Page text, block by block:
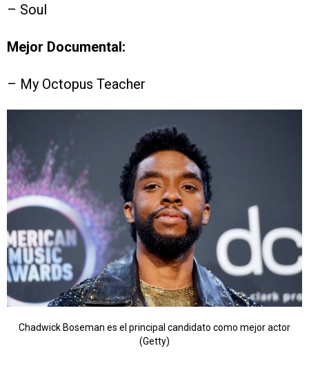
– Soul
Mejor Documental:
– My Octopus Teacher
Chadwick Boseman es el principal candidato como mejor actor
(Getty)